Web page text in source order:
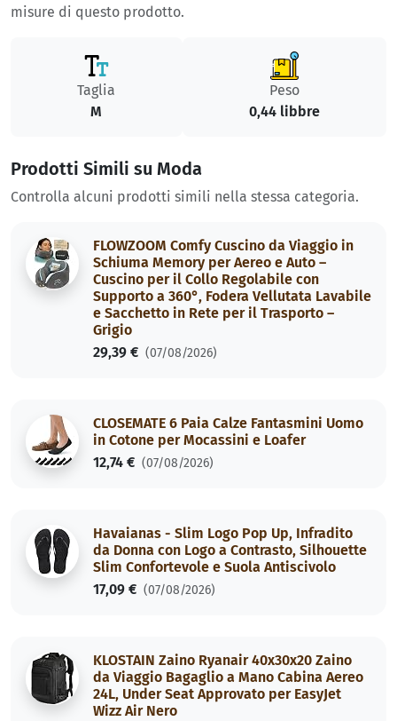
misure di questo prodotto.
Taglia
M
Peso
0,44 libbre
Prodotti Simili su Moda
Controlla alcuni prodotti simili nella stessa categoria.
FLOWZOOM Comfy Cuscino da Viaggio in
Schiuma Memory per Aereo e Auto –
Cuscino per il Collo Regolabile con
Supporto a 360°, Fodera Vellutata Lavabile
e Sacchetto in Rete per il Trasporto –
Grigio
29,39 € (07/08/2026)
CLOSEMATE 6 Paia Calze Fantasmini Uomo
in Cotone per Mocassini e Loafer
12,74 € (07/08/2026)
Havaianas - Slim Logo Pop Up, Infradito
da Donna con Logo a Contrasto, Silhouette
Slim Confortevole e Suola Antiscivolo
17,09 € (07/08/2026)
KLOSTAIN Zaino Ryanair 40x30x20 Zaino
da Viaggio Bagaglio a Mano Cabina Aereo
24L, Under Seat Approvato per EasyJet
Wizz Air Nero